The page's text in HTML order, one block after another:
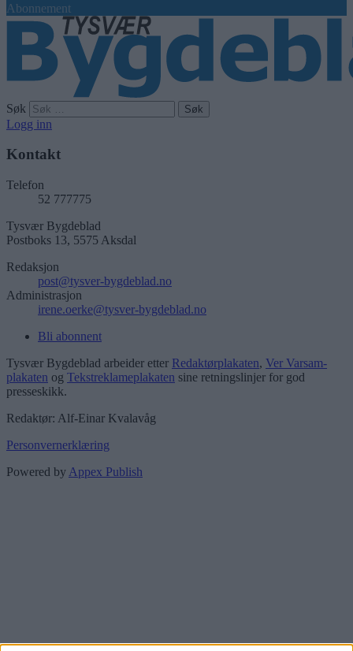
Abonnement
Søk
Logg inn
Kontakt
Telefon
52 777775
Tysvær Bygdeblad
Postboks 13, 5575 Aksdal
Redaksjon
post@tysver-bygdeblad.no
Administrasjon
irene.oerke@tysver-bygdeblad.no
Bli abonnent
Tysvær Bygdeblad arbeider etter Redaktørplakaten, Ver Varsam-
plakaten og Tekstreklameplakaten sine retningslinjer for god
presseskikk.
Redaktør: Alf-Einar Kvalavåg
Personvernerklæring
Powered by Appex Publish